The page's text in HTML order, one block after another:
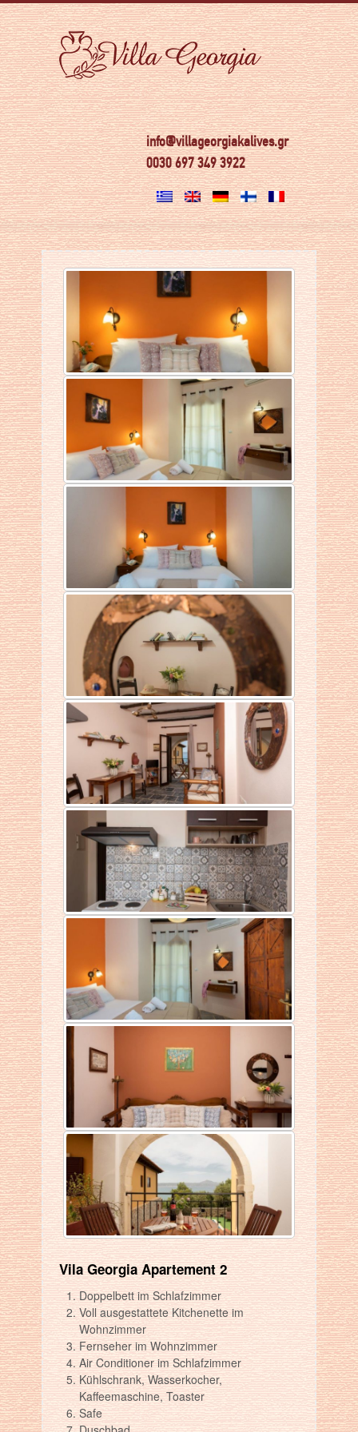
info@villageorgiakalives.gr
0030 697 349 3922
Vila Georgia Apartement 2
Doppelbett im Schlafzimmer
Voll ausgestattete Kitchenette im
Wohnzimmer
Fernseher im Wohnzimmer
Air Conditioner im Schlafzimmer
Kühlschrank, Wasserkocher,
Kaffeemaschine, Toaster
Safe